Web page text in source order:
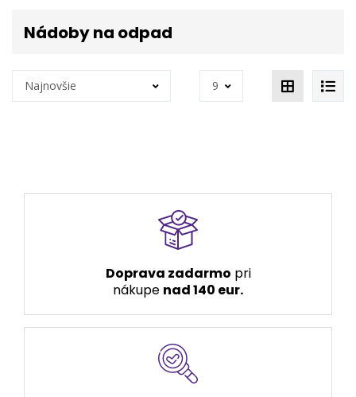
Nádoby na odpad
Najnovšie 9
Doprava zadarmo pri
nákupe nad 140 eur.